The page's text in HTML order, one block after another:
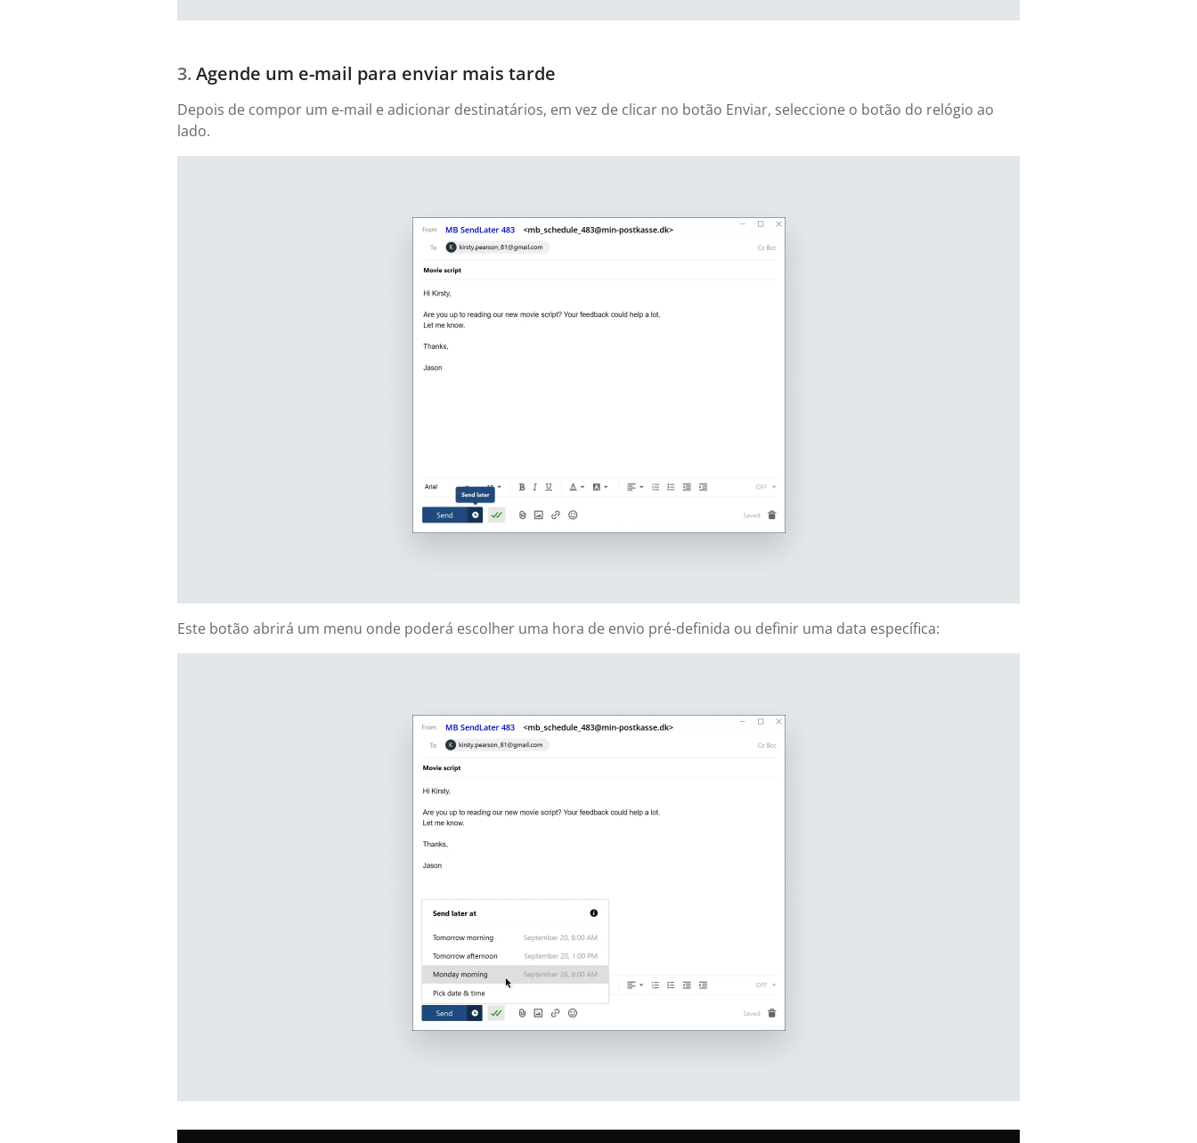
Agende um e-mail para enviar mais tarde
Depois de compor um e-mail e adicionar destinatários, em vez de clicar no botão Enviar, seleccione o botão do relógio ao
lado.
Este botão abrirá um menu onde poderá escolher uma hora de envio pré-definida ou definir uma data específica: